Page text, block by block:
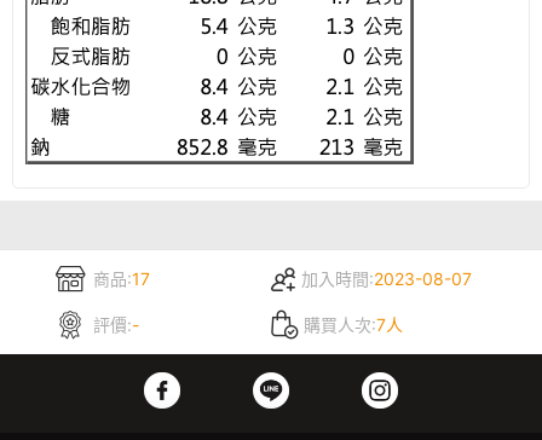
商品:17 加入時間:2023-08-07
評價:- 購買人次:7人